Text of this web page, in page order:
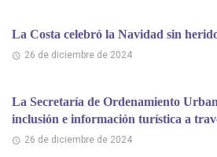
La Costa celebró la Navidad sin
26 de diciembre de 2024
La Secretaría de Ordenamiento
inclusión e información turística a
26 de diciembre de 2024